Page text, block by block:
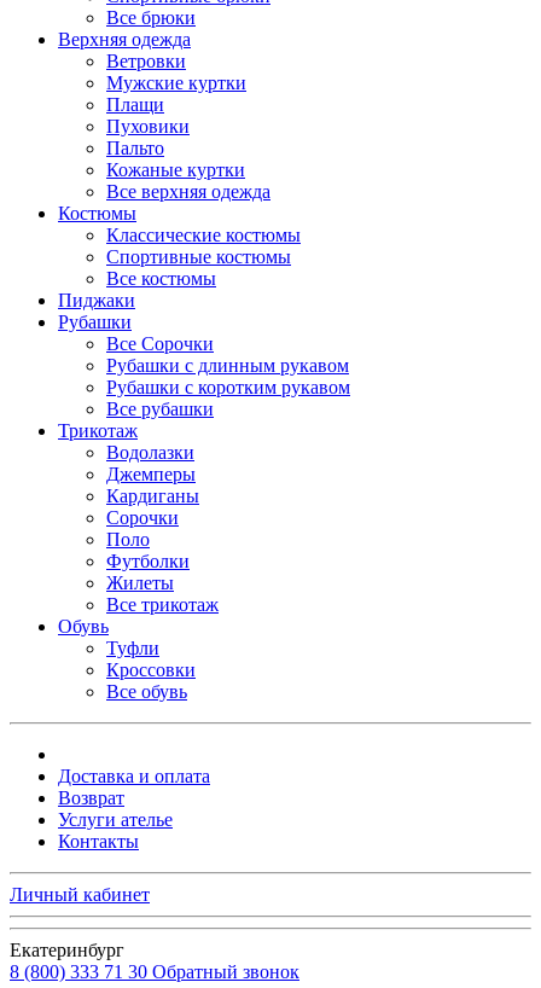
Все брюки
Верхняя одежда
Ветровки
Мужские куртки
Плащи
Пуховики
Пальто
Кожаные куртки
Все верхняя одежда
Костюмы
Классические костюмы
Спортивные костюмы
Все костюмы
Пиджаки
Рубашки
Все Сорочки
Рубашки с длинным рукавом
Рубашки с коротким рукавом
Все рубашки
Трикотаж
Водолазки
Джемперы
Кардиганы
Сорочки
Поло
Футболки
Жилеты
Все трикотаж
Обувь
Туфли
Кроссовки
Все обувь
Доставка и оплата
Возврат
Услуги ателье
Контакты
Личный кабинет
Екатеринбург
8 (800) 333 71 30 Обратный звонок